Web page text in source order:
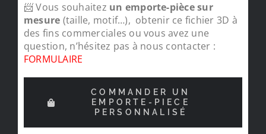
📨 Vous souhaitez un emporte-pièce sur
mesure (taille, motif…), obtenir ce fichier 3D à
des fins commerciales ou vous avez une
question, n’hésitez pas à nous contacter :
FORMULAIRE
COMMANDER UN
EMPORTE-PIECE
PERSONNALISÉ